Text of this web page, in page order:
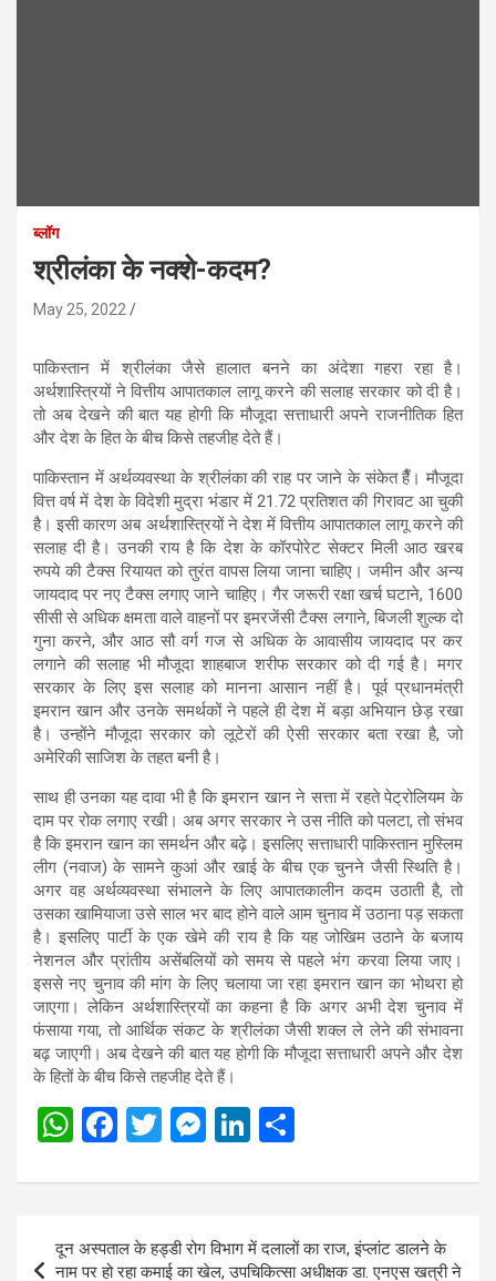
ब्लॉग
श्रीलंका के नक्शे-कदम?
May 25, 2022
पाकिस्तान में श्रीलंका जैसे हालात बनने का अंदेशा गहरा रहा है।
अर्थशास्त्रियों ने वित्तीय आपातकाल लागू करने की सलाह सरकार को दी है।
तो अब देखने की बात यह होगी कि मौजूदा सत्ताधारी अपने राजनीतिक हित
और देश के हित के बीच किसे तहजीह देते हैं।
पाकिस्तान में अर्थव्यवस्था के श्रीलंका की राह पर जाने के संकेत हैँ। मौजूदा
वित्त वर्ष में देश के विदेशी मुद्रा भंडार में 21.72 प्रतिशत की गिरावट आ चुकी
है। इसी कारण अब अर्थशास्त्रियों ने देश में वित्तीय आपातकाल लागू करने की
सलाह दी है। उनकी राय है कि देश के कॉरपोरेट सेक्टर मिली आठ खरब
रुपये की टैक्स रियायत को तुरंत वापस लिया जाना चाहिए। जमीन और अन्य
जायदाद पर नए टैक्स लगाए जाने चाहिए। गैर जरूरी रक्षा खर्च घटाने, 1600
सीसी से अधिक क्षमता वाले वाहनों पर इमरजेंसी टैक्स लगाने, बिजली शुल्क दो
गुना करने, और आठ सौ वर्ग गज से अधिक के आवासीय जायदाद पर कर
लगाने की सलाह भी मौजूदा शाहबाज शरीफ सरकार को दी गई है। मगर
सरकार के लिए इस सलाह को मानना आसान नहीं है। पूर्व प्रधानमंत्री
इमरान खान और उनके समर्थकों ने पहले ही देश में बड़ा अभियान छेड़ रखा
है। उन्होंने मौजूदा सरकार को लूटेरों की ऐसी सरकार बता रखा है, जो
अमेरिकी साजिश के तहत बनी है।
साथ ही उनका यह दावा भी है कि इमरान खान ने सत्ता में रहते पेट्रोलियम के
दाम पर रोक लगाए रखी। अब अगर सरकार ने उस नीति को पलटा, तो संभव
है कि इमरान खान का समर्थन और बढ़े। इसलिए सत्ताधारी पाकिस्तान मुस्लिम
लीग (नवाज) के सामने कुआं और खाई के बीच एक चुनने जैसी स्थिति है।
अगर वह अर्थव्यवस्था संभालने के लिए आपातकालीन कदम उठाती है, तो
उसका खामियाजा उसे साल भर बाद होने वाले आम चुनाव में उठाना पड़ सकता
है। इसलिए पार्टी के एक खेमे की राय है कि यह जोखिम उठाने के बजाय
नेशनल और प्रांतीय असेंबलियों को समय से पहले भंग करवा लिया जाए।
इससे नए चुनाव की मांग के लिए चलाया जा रहा इमरान खान का भोथरा हो
जाएगा। लेकिन अर्थशास्त्रियों का कहना है कि अगर अभी देश चुनाव में
फंसाया गया, तो आर्थिक संकट के श्रीलंका जैसी शक्ल ले लेने की संभावना
बढ़ जाएगी। अब देखने की बात यह होगी कि मौजूदा सत्ताधारी अपने और देश
के हितों के बीच किसे तहजीह देते हैं।
W
at
A
F
ce
b
o
T
tt
er
M
se
n
g
Li
ke
dI
n
ar
e
navigation
दून अस्पताल के हड्डी रोग विभाग में दलालों का राज, इंप्लांट डालने के
नाम पर हो रहा कमाई का खेल, उपचिकित्सा अधीक्षक डा. एनएस खत्री ने